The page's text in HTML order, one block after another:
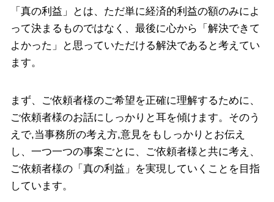
「真の利益」とは、ただ単に経済的利益の額のみによ
って決まるものではなく、最後に心から「解決できて
よかった」と思っていただける解決であると考えてい
ます。
まず、ご依頼者様のご希望を正確に理解するために、
ご依頼者様のお話にしっかりと耳を傾けます。そのう
えで,当事務所の考え方,意見をもしっかりとお伝え
し、一つ一つの事案ごとに、ご依頼者様と共に考え、
ご依頼者様の「真の利益」を実現していくことを目指
しています。